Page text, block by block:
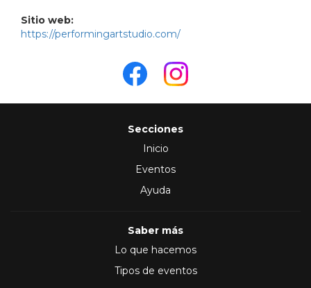
Sitio web:
https://performingartstudio.com/
Secciones
Inicio
Eventos
Ayuda
Saber más
Lo que hacemos
Tipos de eventos